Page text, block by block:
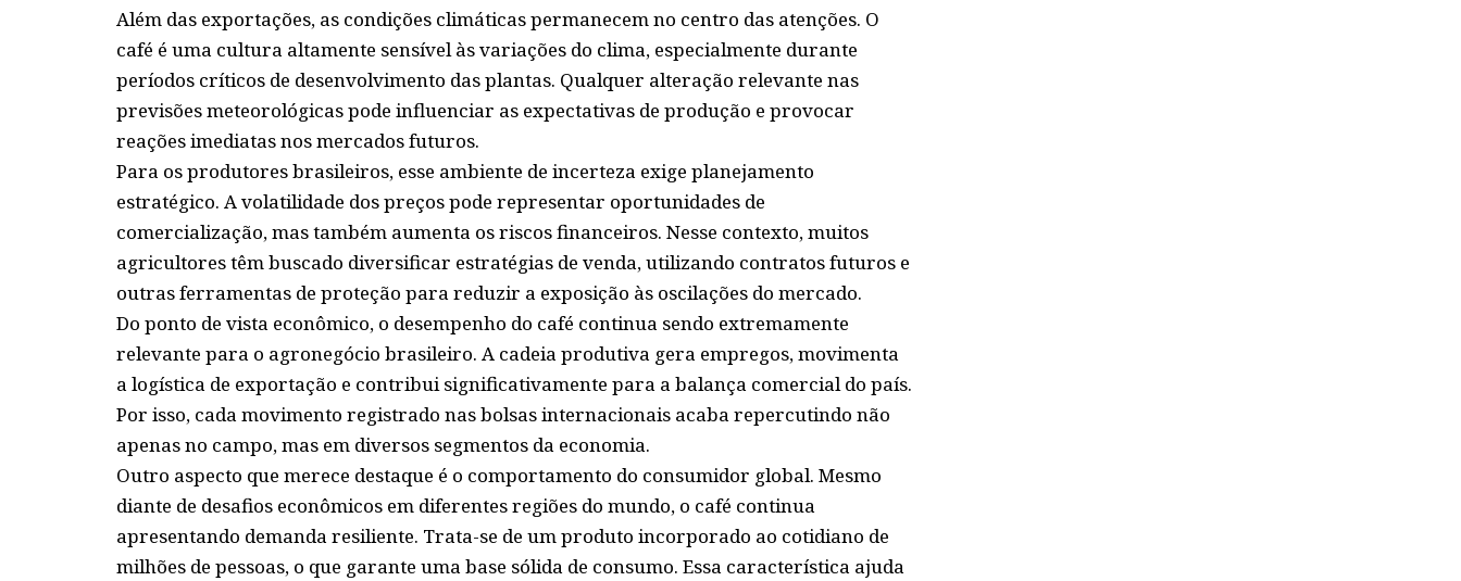
Além das exportações, as condições climáticas permanecem no centro das atenções. O
café é uma cultura altamente sensível às variações do clima, especialmente durante
períodos críticos de desenvolvimento das plantas. Qualquer alteração relevante nas
previsões meteorológicas pode influenciar as expectativas de produção e provocar
reações imediatas nos mercados futuros.
Para os produtores brasileiros, esse ambiente de incerteza exige planejamento
estratégico. A volatilidade dos preços pode representar oportunidades de
comercialização, mas também aumenta os riscos financeiros. Nesse contexto, muitos
agricultores têm buscado diversificar estratégias de venda, utilizando contratos futuros e
outras ferramentas de proteção para reduzir a exposição às oscilações do mercado.
Do ponto de vista econômico, o desempenho do café continua sendo extremamente
relevante para o agronegócio brasileiro. A cadeia produtiva gera empregos, movimenta
a logística de exportação e contribui significativamente para a balança comercial do país.
Por isso, cada movimento registrado nas bolsas internacionais acaba repercutindo não
apenas no campo, mas em diversos segmentos da economia.
Outro aspecto que merece destaque é o comportamento do consumidor global. Mesmo
diante de desafios econômicos em diferentes regiões do mundo, o café continua
apresentando demanda resiliente. Trata-se de um produto incorporado ao cotidiano de
milhões de pessoas, o que garante uma base sólida de consumo. Essa característica ajuda